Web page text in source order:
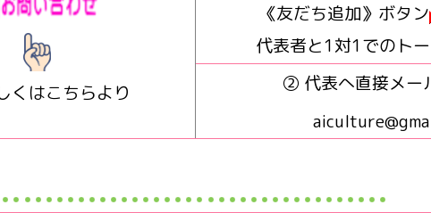
くはこちらより
《友だち追加》ボタン
代表者と1対1でのト
② 代表へ直接メー